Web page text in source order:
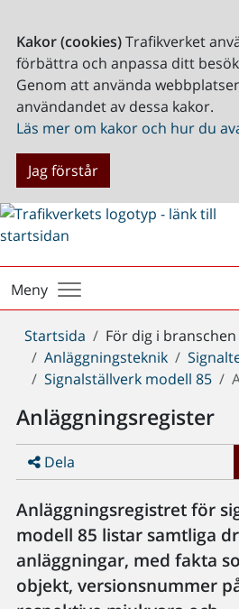
Kakor (cookies)Trafikverket
förbättra och anpassa ditt
Genom att använda
användandet av dessa kakor.
Läs mer om kakor och hur du
Jag förstår
Meny
Du
är
här:
Startsida För dig i branschen
Anläggningsteknik
Signalställverk modell 85
Anläggningsregister
Dela
Anläggningsregistret för
modell 85 listar samtliga
anläggningar, med fakta
objekt, versionsnummer